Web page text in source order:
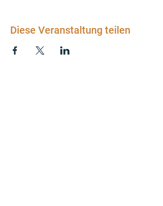
Diese Veranstaltung teilen